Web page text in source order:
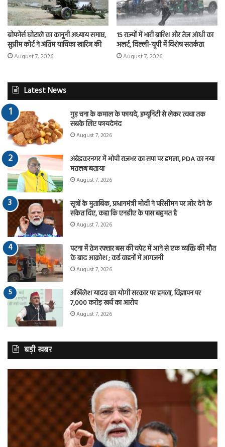
बोफोर्स घोटाले का कानूनी अध्याय समाप्त,
सुप्रीम कोर्ट ने अंतिम याचिका खारिज की
August 7, 2026
15 राज्यों में भारी बारिश और तेज आंधी का
अलर्ट, दिल्ली-यूपी में विशेष सतर्कता
August 7, 2026
Latest News
गुड़ चना के कमाल के फायदे, इम्यूनिटी से लेकर त्वचा तक
सबके लिए फायदेमंद
August 7, 2026
अंबेडकरनगर में ओपी राजभर का सपा पर हमला, PDA का नया
मतलब बताया
August 7, 2026
सूत्रों के मुताबिक, प्रधानमंत्री मोदी ने परिसीमन पर जोर देने के
संकेत दिए, कहा कि एनडीए के पास बहुमत है
August 7, 2026
पटना में तेज रफ्तार बस की चपेट में आने से एक व्यक्ति की मौत
के बाद आक्रोश ; कई वाहनों में आगजनी
August 7, 2026
अखिलेश यादव का योगी सरकार पर हमला, विज्ञापन पर
7,000 करोड़ खर्च का आरोप
August 7, 2026
बड़ी खबर